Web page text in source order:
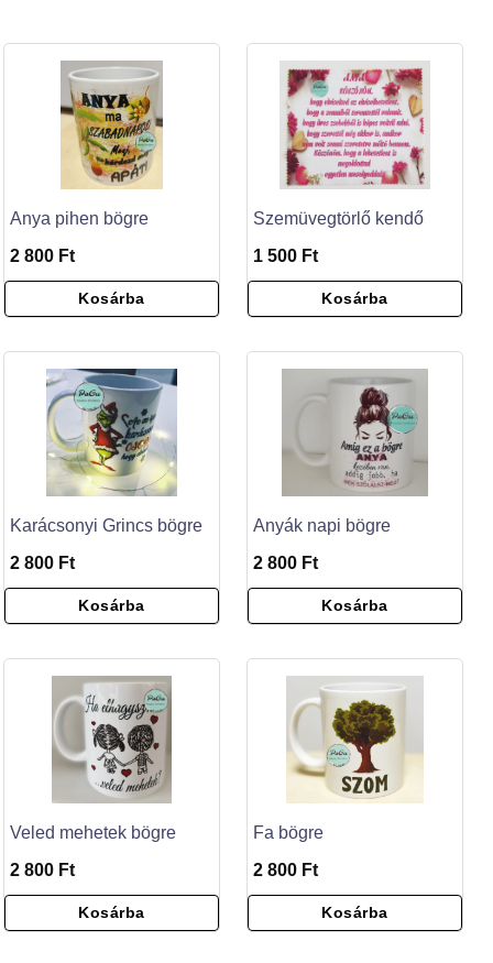
Anya pihen bögre
2 800 Ft
Kosárba
Szemüvegtörlő kendő
1 500 Ft
Kosárba
Karácsonyi Grincs bögre
2 800 Ft
Kosárba
Anyák napi bögre
2 800 Ft
Kosárba
Veled mehetek bögre
2 800 Ft
Kosárba
Fa bögre
2 800 Ft
Kosárba